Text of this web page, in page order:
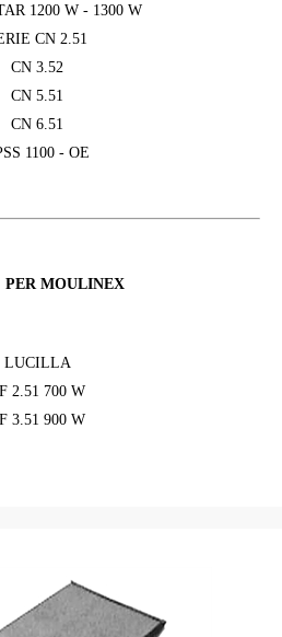
1200 W - 1300 W
CN 2.51
CN 3.52
CN 5.51
CN 6.51
1100 - OE
MOULINEX
LUCILLA
2.51 700 W
3.51 900 W